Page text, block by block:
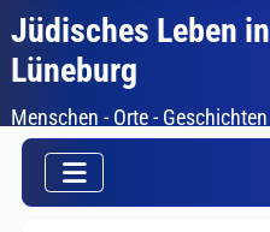
Jüdisches Leben in
Lüneburg
Menschen - Orte - Geschichten